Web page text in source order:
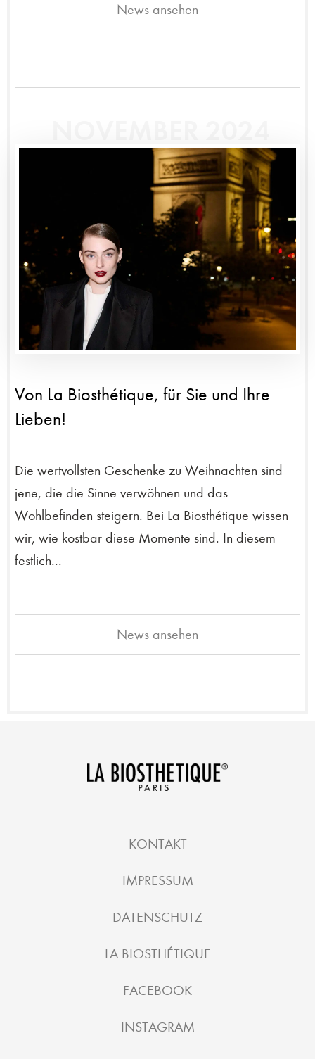
News ansehen
Von La Biosthétique, für Sie und Ihre
Lieben!
Die wertvollsten Geschenke zu Weihnachten sind
jene, die die Sinne verwöhnen und das
Wohlbefinden steigern. Bei La Biosthétique wissen
wir, wie kostbar diese Momente sind. In diesem
festlich...
News ansehen
KONTAKT
IMPRESSUM
DATENSCHUTZ
LA BIOSTHÉTIQUE
FACEBOOK
INSTAGRAM